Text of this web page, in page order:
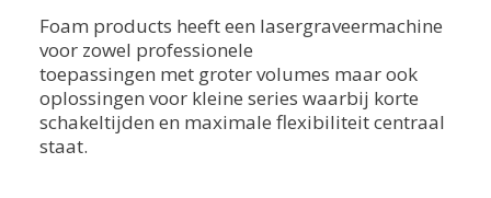
Foam products heeft een lasergraveermachine
voor zowel professionele
toepassingen met groter volumes maar ook
oplossingen voor kleine series waarbij korte
schakeltijden en maximale flexibiliteit centraal
staat.